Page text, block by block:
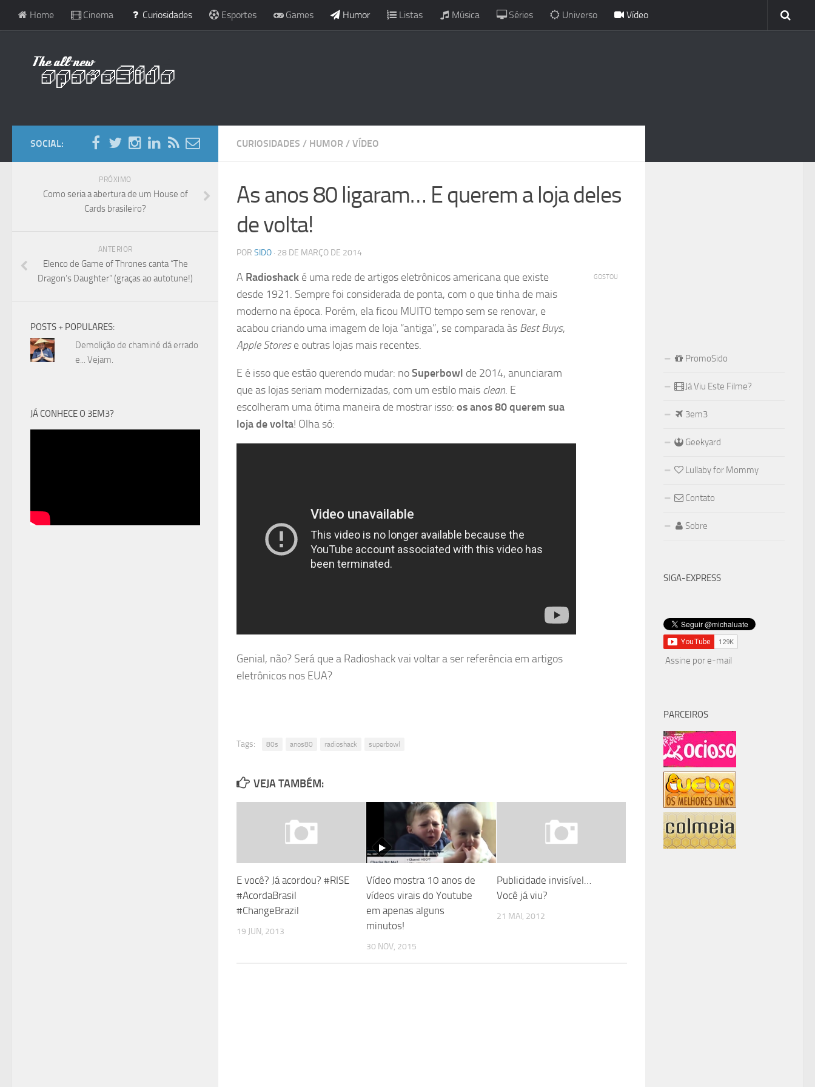
Home Cinema Curiosidades Esportes Games Humor Listas Música Séries Universo Vídeo
CURIOSIDADES / HUMOR / VÍDEO
As anos 80 ligaram… E querem a loja deles
de volta!
POR SIDO · 28 DE MARÇO DE 2014
A Radioshack é uma rede de artigos eletrônicos americana que existe
desde 1921. Sempre foi considerada de ponta, com o que tinha de mais
moderno na época. Porém, ela ficou MUITO tempo sem se renovar, e
acabou criando uma imagem de loja “antiga”, se comparada às Best Buys,
Apple Storese outras lojas mais recentes.
E é isso que estão querendo mudar: noSuperbowl de 2014, anunciaram
que as lojas seriam modernizadas, com um estilo mais clean. E
escolheram uma ótima maneira de mostrar isso: os anos 80 querem sua
loja de volta! Olha só:
Genial, não? Será que a Radioshack vai voltar a ser referência em artigos
eletrônicos nos EUA?
GOSTOU
Tags: 80s anos80 radioshack superbowl
VEJA TAMBÉM:
E você? Já acordou? #RISE
#AcordaBrasil
#ChangeBrazil
19 JUN, 2013
Vídeo mostra 10 anos de
vídeos virais do Youtube
em apenas alguns
minutos!
30 NOV, 2015
Publicidade invisível…
Você já viu?
21 MAI, 2012
SOCIAL:
PRÓXIMO
Como seria a abertura de um House of
Cards brasileiro?
ANTERIOR
Elenco de Game of Thrones canta “The
Dragon’s Daughter” (graças ao autotune!)
POSTS + POPULARES:
Demolição de chaminé dá errado
e... Vejam.
JÁ CONHECE O 3EM3?
PromoSido
Já Viu Este Filme?
3em3
Geekyard
Lullaby for Mommy
Contato
Sobre
SIGA-EXPRESS
Assine por e-mail
PARCEIROS